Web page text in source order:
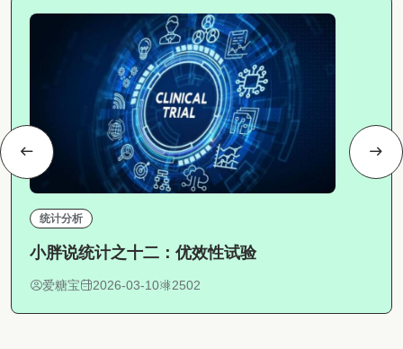
统计分析
小胖说统计之十二：优效性试验
爱糖宝 2026-03-10 2502